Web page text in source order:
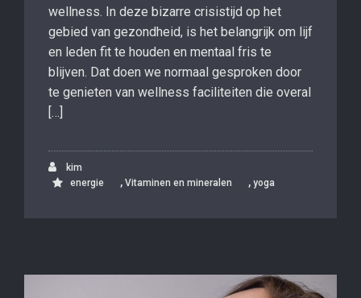
wellness. In deze bizarre crisistijd op het
gebied van gezondheid, is het belangrijk om lijf
en leden fit te houden en mentaal fris te
blijven. Dat doen we normaal gesproken door
te genieten van wellness faciliteiten die overal
[…]
kim
energie
, Vitaminen en mineralen , yoga